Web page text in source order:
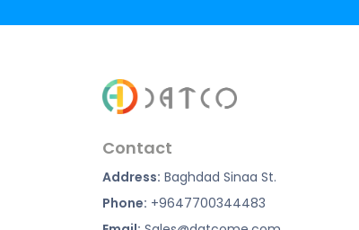
Contact
Address: Baghdad Sinaa St.
Phone: +9647700344483